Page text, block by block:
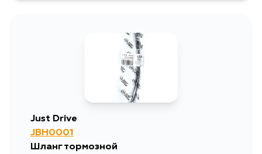
Just Drive
JBH0001
Шланг тормозной